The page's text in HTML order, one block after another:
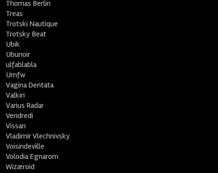
Thomas Berlin
Treas
Trotski Nautique
Trotsky Beat
Ubik
Ubunoir
ulfablabla
Umfw
Vagina Dentata
Valkiri
Varius Radar
Vendredi
Vissan
Vladimir Vlechnivsky
Voisindeville
Volodia Egnarom
Wizæroid